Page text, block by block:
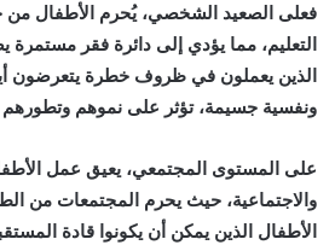
فعلى الصعيد الشخصي، يُحرم الأطفال
التعليم، مما يؤدي إلى دائرة فقر
الذين يعملون في ظروف خطرة يتعرضون
ونفسية جسيمة، تؤثر على نموهم وتطورهم
على المستوى المجتمعي، يعيق عمل
والاجتماعية، حيث يحرم المجتمعات من
الأطفال الذين يمكن أن يكونوا قادة